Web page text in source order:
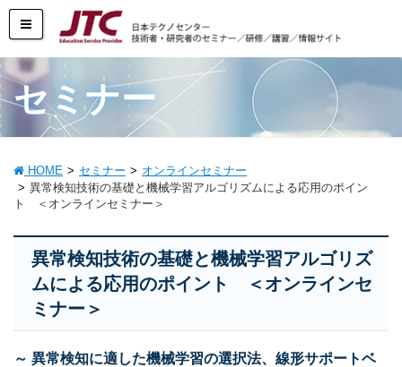
セミナー
HOME セミナー
オンラインセミナー
異常検知技術の基礎と機械学習アルゴリズムによる応用のポイン
ト ＜オンラインセミナー＞
異常検知技術の基礎と機械学習アルゴリズ
ムによる応用のポイント ＜オンラインセ
ミナー＞
～ 異常検知に適した機械学習の選択法、線形サポートベ